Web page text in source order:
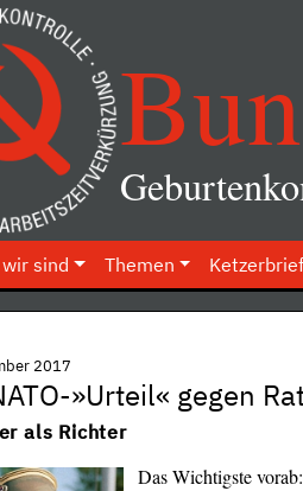
sind Themen
2017
»Urteil« gegen
als Richter
Das Wichtigste